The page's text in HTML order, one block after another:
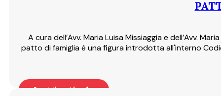
A cura dell’Avv. Maria Luisa Missiaggia e dell’Avv.
patto di famiglia è una figura introdotta all'interno
Leggi articolo